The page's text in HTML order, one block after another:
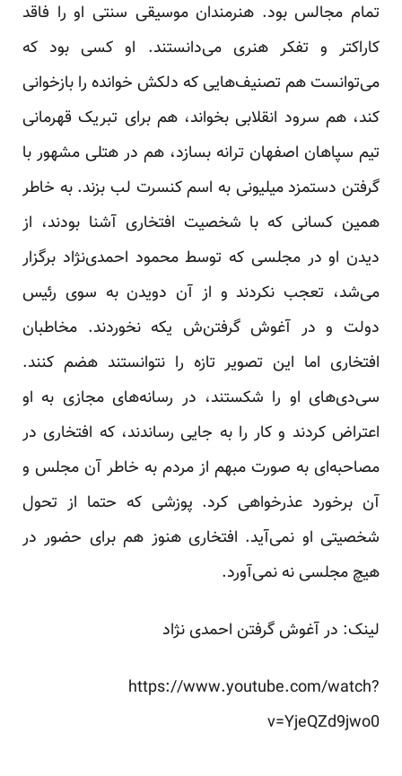
تمام مجالس بود. هنرمندان موسیقی سنتی او را فاقد
کاراکتر و تفکر هنری می‌دانستند. او کسی بود که
می‌توانست هم تصنیف‌هایی که دلکش خوانده را بازخوانی
کند، هم سرود انقلابی بخواند، هم برای تبریک قهرمانی
تیم سپاهان اصفهان ترانه بسازد، هم در هتلی مشهور با
گرفتن دستمزد میلیونی به اسم کنسرت لب بزند. به خاطر
همین کسانی که با شخصیت افتخاری آشنا بودند، از
دیدن او در مجلسی که توسط محمود احمدی‌نژاد برگزار
می‌شد، تعجب نکردند و از آن دویدن به سوی رئیس
دولت و در آغوش گرفتن‌ش یکه نخوردند. مخاطبان
افتخاری اما این تصویر تازه را نتوانستند هضم کنند.
سی‌دی‌های او را شکستند، در رسانه‌های مجازی به او
اعتراض کردند و کار را به جایی رساندند، که افتخاری در
مصاحبه‌ای به صورت مبهم از مردم به خاطر آن مجلس و
آن برخورد عذرخواهی کرد. پوزشی که حتما از تحول
شخصیتی او نمی‌آید. افتخاری هنوز هم برای حضور در
هیچ مجلسی نه نمی‌آورد.
لینک: در آغوش گرفتن احمدی نژاد
https://www.youtube.com/watch?
v=YjeQZd9jwo0